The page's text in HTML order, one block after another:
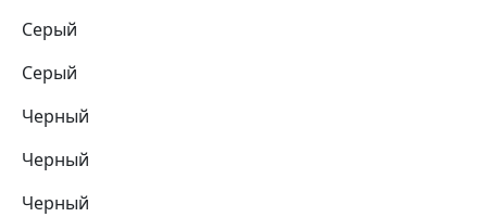
Серый
Серый
Черный
Черный
Черный